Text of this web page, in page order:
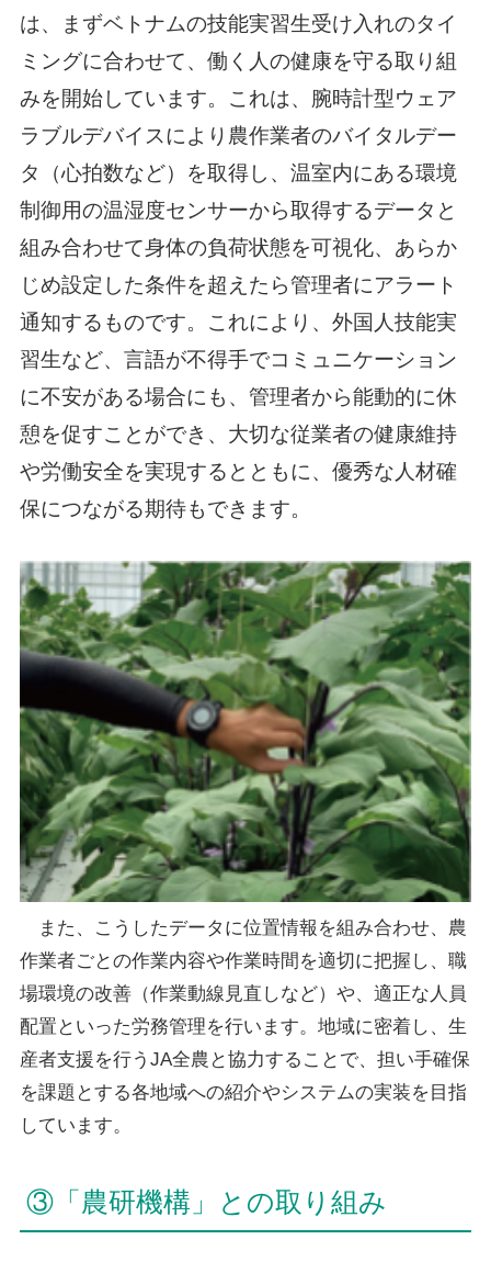
は、まずベトナムの技能実習生受け入れのタイ
ミングに合わせて、働く人の健康を守る取り組
みを開始しています。これは、腕時計型ウェア
ラブルデバイスにより農作業者のバイタルデー
タ（心拍数など）を取得し、温室内にある環境
制御用の温湿度センサーから取得するデータと
組み合わせて身体の負荷状態を可視化、あらか
じめ設定した条件を超えたら管理者にアラート
通知するものです。これにより、外国人技能実
習生など、言語が不得手でコミュニケーション
に不安がある場合にも、管理者から能動的に休
憩を促すことができ、大切な従業者の健康維持
や労働安全を実現するとともに、優秀な人材確
保につながる期待もできます。
また、こうしたデータに位置情報を組み合わせ、農
作業者ごとの作業内容や作業時間を適切に把握し、職
場環境の改善（作業動線見直しなど）や、適正な人員
配置といった労務管理を行います。地域に密着し、生
産者支援を行うJA全農と協力することで、担い手確保
を課題とする各地域への紹介やシステムの実装を目指
しています。
③「農研機構」との取り組み